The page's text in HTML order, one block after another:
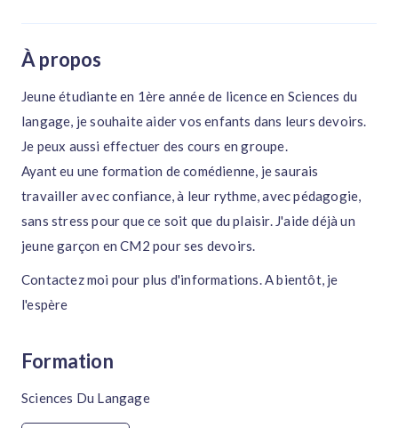
À propos
Jeune étudiante en 1ère année de licence en Sciences du
langage, je souhaite aider vos enfants dans leurs devoirs.
Je peux aussi effectuer des cours en groupe.
Ayant eu une formation de comédienne, je saurais
travailler avec confiance, à leur rythme, avec pédagogie,
sans stress pour que ce soit que du plaisir. J'aide déjà un
jeune garçon en CM2 pour ses devoirs.
Contactez moi pour plus d'informations. A bientôt, je
l'espère
Formation
Sciences Du Langage